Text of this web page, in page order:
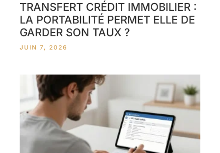
TRANSFERT CRÉDIT IMMOBILIER :
LA PORTABILITÉ PERMET ELLE DE
GARDER SON TAUX ?
JUIN 7, 2026